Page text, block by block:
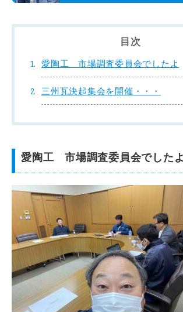
目次
愛陶工 市場調査委員会でしたよ
三州瓦決起集会を開催・・・
愛陶工 市場調査委員会でしたよ